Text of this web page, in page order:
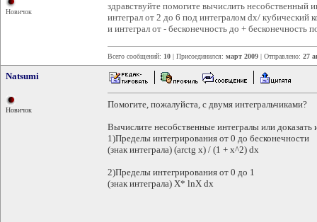
Новичок
здравствуйте помогите вычислить несобственный
интеграл от 2 до 6 под интегралом dx/ кубический
и интеграл от - бесконечность до + бесконечность
Всего сообщений: 10 | Присоединился: март 2009 | Отправлено: 27
Natsumi
Новичок
Помогите, пожалуйста, с двумя интегральчиками?
Вычислите несобственные интегралы или доказать
1)Пределы интегрирования от 0 до бесконечности
(знак интеграла) (arctg x) / (1 + x^2) dx
2)Пределы интегрирования от 0 до 1
(знак интеграла) X* lnX dx